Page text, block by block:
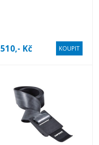
510,- Kč KOUPIT